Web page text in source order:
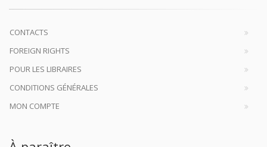
CONTACTS
FOREIGN RIGHTS
POUR LES LIBRAIRES
CONDITIONS GÉNÉRALES
MON COMPTE